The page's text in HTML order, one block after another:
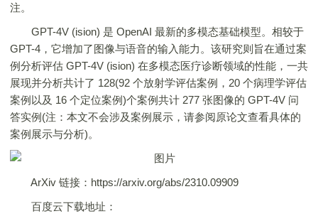
注。
GPT-4V (ision) 是 OpenAI 最新的多模态基础模型。相较于
GPT-4，它增加了图像与语音的输入能力。该研究则旨在通过案
例分析评估 GPT-4V (ision) 在多模态医疗诊断领域的性能，一共
展现并分析共计了 128(92 个放射学评估案例，20 个病理学评估
案例以及 16 个定位案例)个案例共计 277 张图像的 GPT-4V 问
答实例(注：本文不会涉及案例展示，请参阅原论文查看具体的
案例展示与分析)。
ArXiv 链接：https://arxiv.org/abs/2310.09909
百度云下载地址：